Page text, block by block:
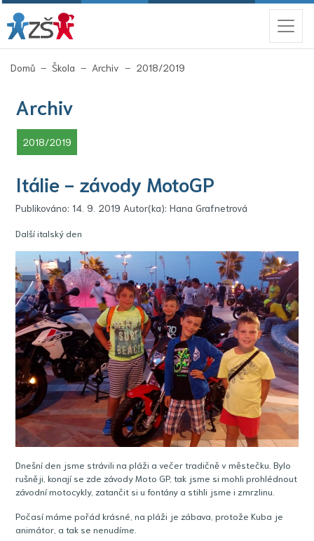
Domů Škola Archiv 2018/2019
Archiv
2018/2019
Itálie - závody MotoGP
Publikováno: 14. 9. 2019 Autor(ka): Hana Grafnetrová
Další italský den
Dnešní den jsme strávili na pláži a večer tradičně v městečku. Bylo
rušněji, konají se zde závody Moto GP, tak jsme si mohli prohlédnout
závodní motocykly, zatančit si u fontány a stihli jsme i zmrzlinu.
Počasí máme pořád krásné, na pláži je zábava, protože Kuba je
animátor, a tak se nenudíme.